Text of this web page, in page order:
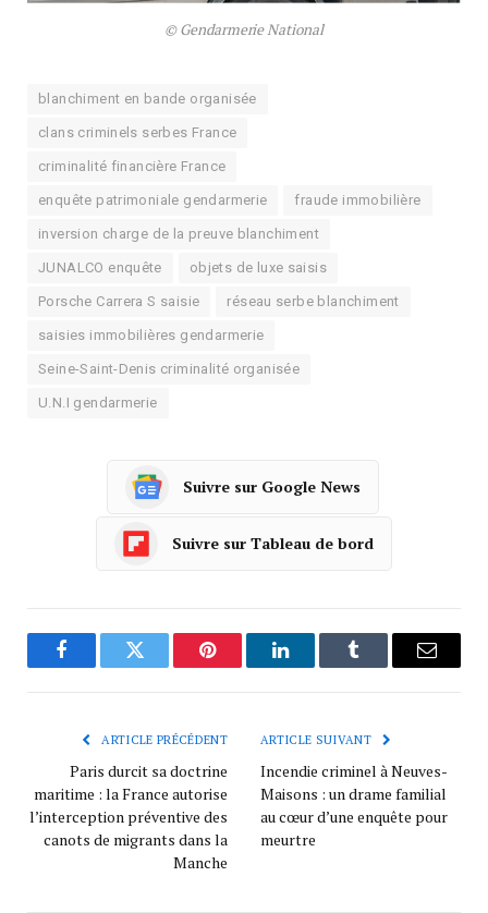
© Gendarmerie National
blanchiment en bande organisée
clans criminels serbes France
criminalité financière France
enquête patrimoniale gendarmerie fraude immobilière
inversion charge de la preuve blanchiment
JUNALCO enquête objets de luxe saisis
Porsche Carrera S saisie réseau serbe blanchiment
saisies immobilières gendarmerie
Seine-Saint-Denis criminalité organisée
U.N.I gendarmerie
Suivre sur Google News
Suivre sur Tableau de bord
FacebookTwitter Pinterest LinkedInTumblr
ARTICLE PRÉCÉDENT
Paris durcit sa doctrine
maritime : la France autorise
l’interception préventive des
canots de migrants dans la
Manche
ARTICLE SUIVANT
Incendie criminel à Neuves-
Maisons : un drame familial
au cœur d’une enquête pour
meurtre